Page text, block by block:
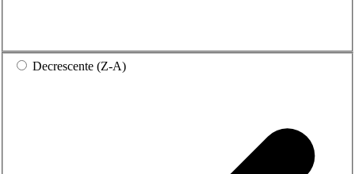
Decrescente (Z-A)